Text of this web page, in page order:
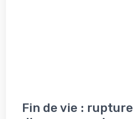
Fin de vie : rupture